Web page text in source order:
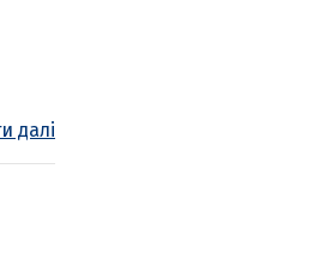
далі